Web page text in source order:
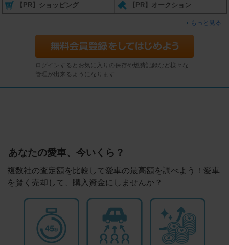
【PR】ショッピング 【PR】オークション
もっと見る
ログインするとお気に入りの保存や燃費記録など様々な
管理が出来るようになります
あなたの愛車、今いくら？
複数社の査定額を比較して愛車の最高額を調べよう！愛車
を賢く売却して、購入資金にしませんか？